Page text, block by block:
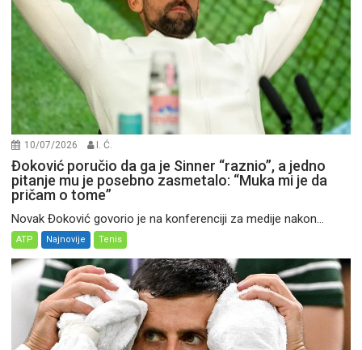
10/07/2026 I. Ć.
Đoković poručio da ga je Sinner “raznio”, a jedno
pitanje mu je posebno zasmetalo: “Muka mi je da
pričam o tome”
Novak Đoković govorio je na konferenciji za medije nakon...
ATP Najnovije Tenis